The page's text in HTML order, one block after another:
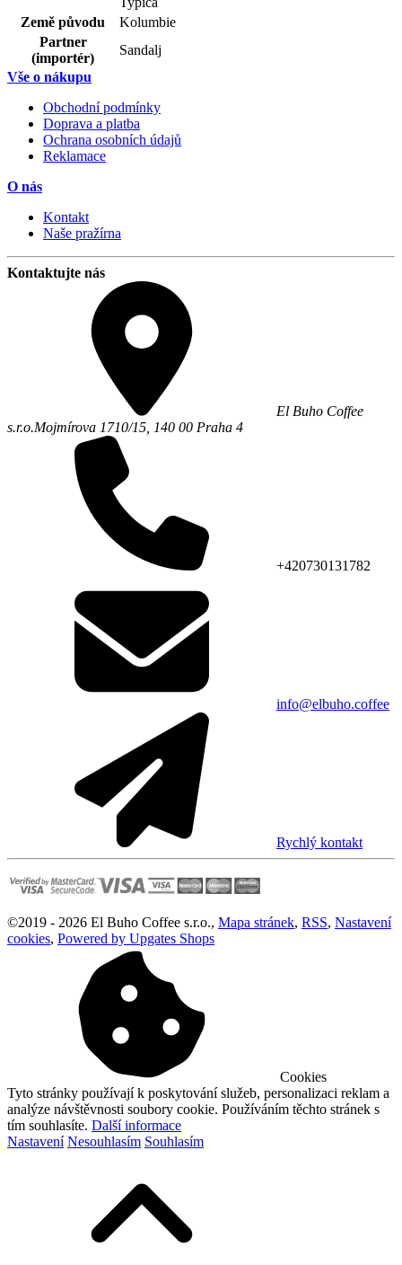
Země původu
Kolumbie
Partner
(importér)
Sandalj
Vše o nákupu
Obchodní podmínky
Doprava a platba
Ochrana osobních údajů
Reklamace
O nás
Kontakt
Naše pražírna
Kontaktujte nás
El Buho Coffee
s.r.o.Mojmírova 1710/15, 140 00 Praha 4
+420730131782
info@elbuho.coffee
Rychlý kontakt
©2019 - 2026 El Buho Coffee s.r.o., Mapa stránek, RSS, Nastavení
cookies, Powered by Upgates Shops
Cookies
Tyto stránky používají k poskytování služeb, personalizaci reklam a
analýze návštěvnosti soubory cookie. Používáním těchto stránek s
tím souhlasíte. Další informace
Nastavení Nesouhlasím Souhlasím